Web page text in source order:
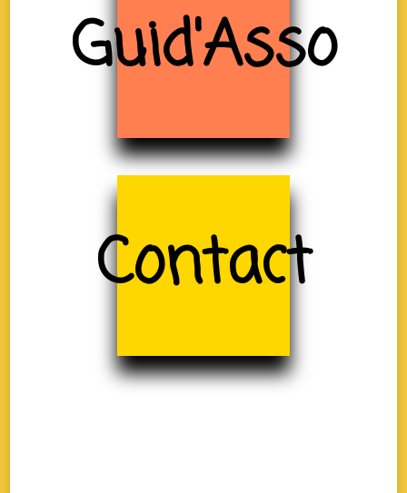
Guid'Asso
Contact